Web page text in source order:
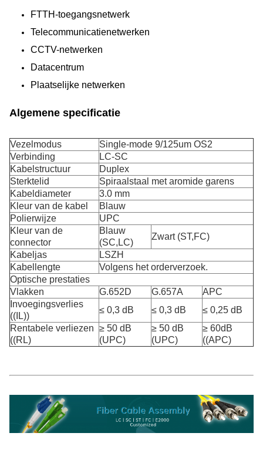
FTTH-toegangsnetwerk
Telecommunicatienetwerken
CCTV-netwerken
Datacentrum
Plaatselijke netwerken
Algemene specificatie
Vezelmodus
Single-mode 9/125um OS2
Verbinding
LC-SC
Kabelstructuur
Duplex
Sterktelid
Spiraalstaal met aromide garens
Kabeldiameter
3.0 mm
Kleur van de kabel
Blauw
Polierwijze
UPC
Kleur van de
connector
Blauw
(SC,LC)
Zwart (ST,FC)
Kabeljas
LSZH
Kabellengte
Volgens het orderverzoek.
Optische prestaties
Vlakken
G.652D G.657A
APC
Invoegingsverlies
((IL))
≤ 0,3 dB ≤ 0,3 dB
≤ 0,25 dB
Rentabele verliezen
((RL)
≥ 50 dB
(UPC)
≥ 50 dB
(UPC)
≥ 60dB
((APC)